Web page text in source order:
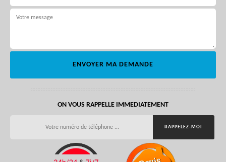
ON VOUS RAPPELLE IMMEDIATEMENT